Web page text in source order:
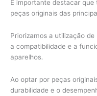
É importante destacar
peças originais das
Priorizamos a utilização
a compatibilidade e a
aparelhos.
Ao optar por peças
durabilidade e o